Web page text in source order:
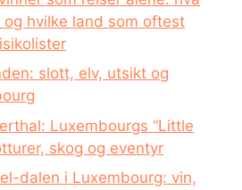
hvilke land som oftest
slott, elv, utsikt og
Luxembourgs “Little
skog og eventyr
dalen i Luxembourg: vin,